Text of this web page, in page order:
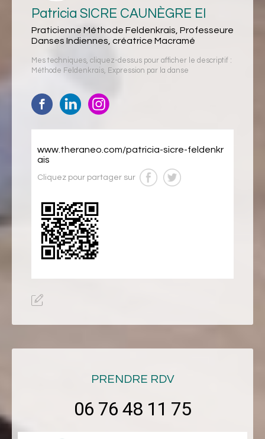
Patricia SICRE CAUNÈGRE EI
Praticienne Méthode Feldenkrais, Professeure
Danses Indiennes, créatrice Macramé
Mes techniques, cliquez-dessus pour afficher le descriptif :
Méthode Feldenkrais, Expression par la danse
www.theraneo.com/patricia-sicre-feldenkr
ais
Cliquez pour partager sur
PRENDRE RDV
06 76 48 11 75